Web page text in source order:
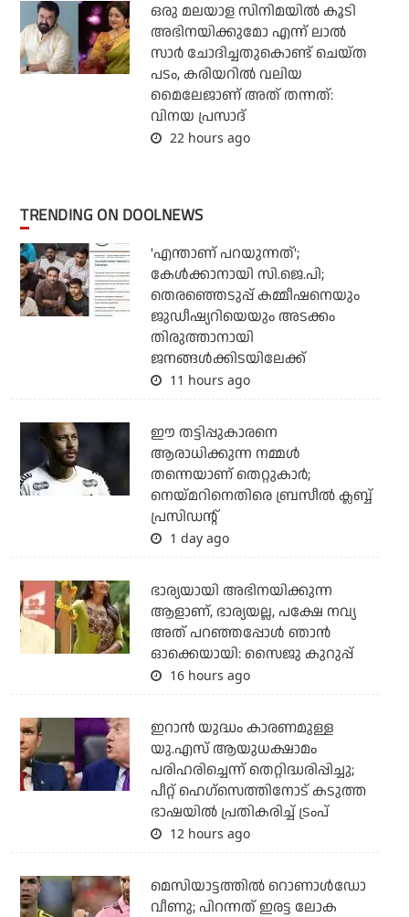
ഒരു മലയാള സിനിമയില്‍ കൂടി
അഭിനയിക്കുമോ എന്ന് ലാല്‍
സാര്‍ ചോദിച്ചതുകൊണ്ട് ചെയ്ത
പടം, കരിയറില്‍ വലിയ
മൈലേജാണ് അത് തന്നത്:
വിനയ പ്രസാദ്
22 hours ago
TRENDING ON DOOLNEWS
'എന്താണ് പറയുന്നത്';
കേള്‍ക്കാനായി സി.ജെ.പി;
തെരഞ്ഞെടുപ്പ് കമ്മീഷനെയും
ജുഡീഷ്യറിയെയും അടക്കം
തിരുത്താനായി
ജനങ്ങള്‍ക്കിടയിലേക്ക്
11 hours ago
ഈ തട്ടിപ്പുകാരനെ
ആരാധിക്കുന്ന നമ്മള്‍
തന്നെയാണ് തെറ്റുകാര്‍;
നെയ്മറിനെതിരെ ബ്രസീല്‍ ക്ലബ്ബ്
പ്രസിഡന്റ്
1 day ago
ഭാര്യയായി അഭിനയിക്കുന്ന
ആളാണ്, ഭാര്യയല്ല, പക്ഷേ നവ്യ
അത് പറഞ്ഞപ്പോള്‍ ഞാന്‍
ഓക്കെയായി: സൈജു കുറുപ്പ്
16 hours ago
ഇറാന്‍ യുദ്ധം കാരണമുള്ള
യു.എസ് ആയുധക്ഷാമം
പരിഹരിച്ചെന്ന് തെറ്റിദ്ധരിപ്പിച്ചു;
പീറ്റ് ഹെഗ്‌സെത്തിനോട് കടുത്ത
ഭാഷയില്‍ പ്രതികരിച്ച് ട്രംപ്
12 hours ago
മെസിയാട്ടത്തില്‍ റൊണാള്‍ഡോ
വീണു; പിറന്നത് ഇരട്ട ലോക